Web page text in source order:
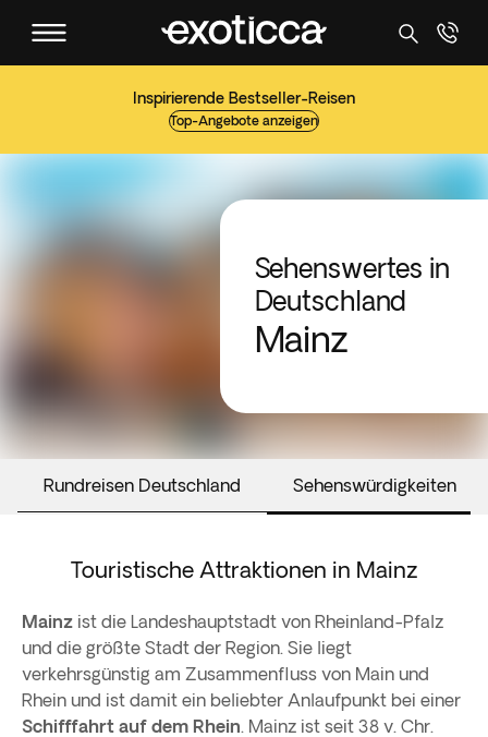
Inspirierende Bestseller-Reisen
Top-Angebote anzeigen
Sehenswertes in
Deutschland
Mainz
Rundreisen Deutschland Sehenswürdigkeiten
Touristische Attraktionen in Mainz
Mainz ist die Landeshauptstadt von Rheinland-Pfalz
und die größte Stadt der Region. Sie liegt
verkehrsgünstig am Zusammenfluss von Main und
Rhein und ist damit ein beliebter Anlaufpunkt bei einer
Schifffahrt auf dem Rhein. Mainz ist seit 38 v. Chr.